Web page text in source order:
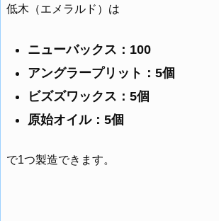
低木（エメラルド）は
ニューバックス：100
アングラープリット：5個
ビズズワックス：5個
原始オイル：5個
で1つ製造できます。